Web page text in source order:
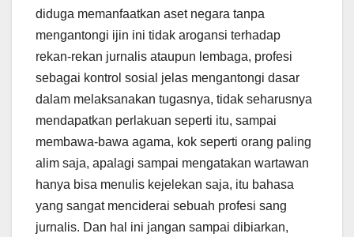
diduga memanfaatkan aset negara tanpa
mengantongi ijin ini tidak arogansi terhadap
rekan-rekan jurnalis ataupun lembaga, profesi
sebagai kontrol sosial jelas mengantongi dasar
dalam melaksanakan tugasnya, tidak seharusnya
mendapatkan perlakuan seperti itu, sampai
membawa-bawa agama, kok seperti orang paling
alim saja, apalagi sampai mengatakan wartawan
hanya bisa menulis kejelekan saja, itu bahasa
yang sangat menciderai sebuah profesi sang
jurnalis. Dan hal ini jangan sampai dibiarkan,